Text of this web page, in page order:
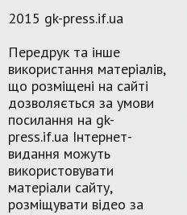
2015 gk-press.if.ua
Передрук та інше
використання матеріалів,
що розміщені на сайті
дозволяється за умови
посилання на gk-
press.if.ua Інтернет-
видання можуть
використовувати
матеріали сайту,
розміщувати відео за